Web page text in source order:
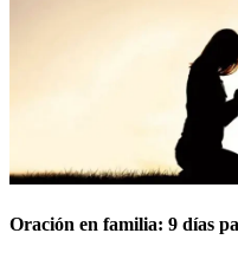
Oración en familia: 9 días